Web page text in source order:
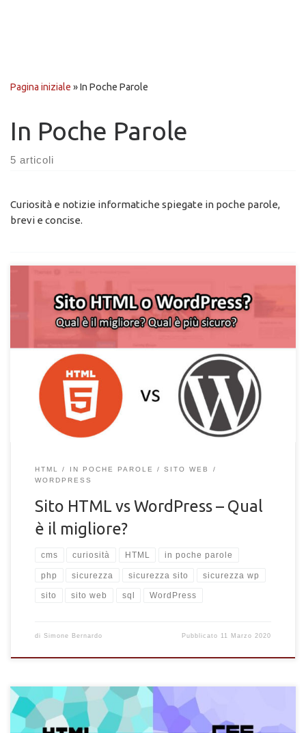
Pagina iniziale »In Poche Parole
In Poche Parole
5 articoli
Curiosità e notizie informatiche spiegate in poche parole,
brevi e concise.
Sito HTML o sito WordPress? Sito statico o sito dinamico?
Quali sono le differenze e qual è il più sicuro tra questi?
HTML IN POCHE PAROLE
SITO WEB
WORDPRESS
Sito HTML vs WordPress – Qual
è il migliore?
cms curiosità HTML in poche parole
php sicurezza sicurezza sito sicurezza wp
sito sito web sql WordPress
di Simone Bernardo Pubblicato 11 Marzo 2020